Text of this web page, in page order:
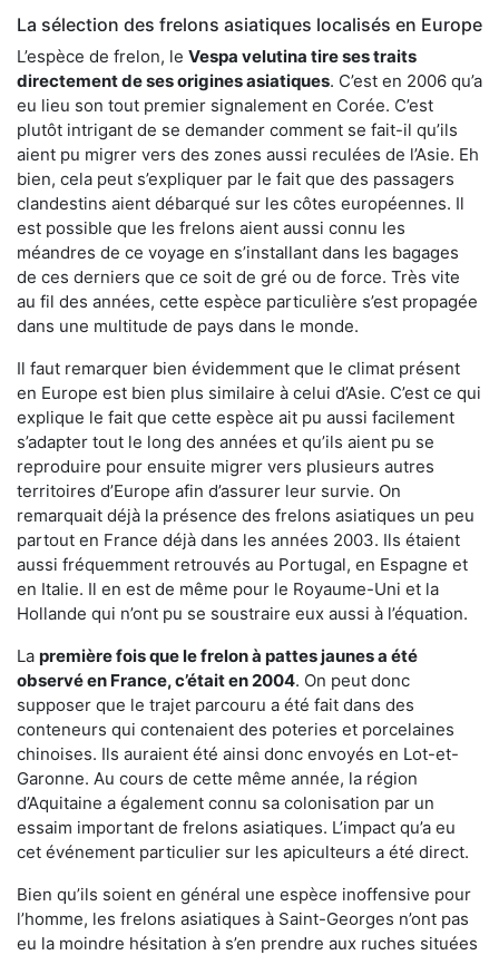
La sélection des frelons asiatiques localisés en Europe
L’espèce de frelon, le Vespa velutina tire ses traits
directement de ses origines asiatiques. C’est en 2006 qu’a
eu lieu son tout premier signalement en Corée. C’est
plutôt intrigant de se demander comment se fait-il qu’ils
aient pu migrer vers des zones aussi reculées de l’Asie. Eh
bien, cela peut s’expliquer par le fait que des passagers
clandestins aient débarqué sur les côtes européennes. Il
est possible que les frelons aient aussi connu les
méandres de ce voyage en s’installant dans les bagages
de ces derniers que ce soit de gré ou de force. Très vite
au fil des années, cette espèce particulière s’est propagée
dans une multitude de pays dans le monde.
Il faut remarquer bien évidemment que le climat présent
en Europe est bien plus similaire à celui d’Asie. C’est ce qui
explique le fait que cette espèce ait pu aussi facilement
s’adapter tout le long des années et qu’ils aient pu se
reproduire pour ensuite migrer vers plusieurs autres
territoires d’Europe afin d’assurer leur survie. On
remarquait déjà la présence des frelons asiatiques un peu
partout en France déjà dans les années 2003. Ils étaient
aussi fréquemment retrouvés au Portugal, en Espagne et
en Italie. Il en est de même pour le Royaume-Uni et la
Hollande qui n’ont pu se soustraire eux aussi à l’équation.
La première fois que le frelon à pattes jaunes a été
observé en France, c’était en 2004. On peut donc
supposer que le trajet parcouru a été fait dans des
conteneurs qui contenaient des poteries et porcelaines
chinoises. Ils auraient été ainsi donc envoyés en Lot-et-
Garonne. Au cours de cette même année, la région
d’Aquitaine a également connu sa colonisation par un
essaim important de frelons asiatiques. L’impact qu’a eu
cet événement particulier sur les apiculteurs a été direct.
Bien qu’ils soient en général une espèce inoffensive pour
l’homme, les frelons asiatiques à Saint-Georges n’ont pas
eu la moindre hésitation à s’en prendre aux ruches situées